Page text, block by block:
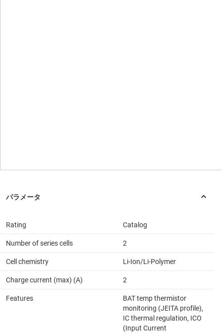
Rating Catalog
Number of series cells 2
Cell chemistry Li-Ion/Li-Polymer
Charge current (max) (A) 2
Features
BAT temp thermistor
monitoring (JEITA profile),
IC thermal regulation, ICO
(Input Current